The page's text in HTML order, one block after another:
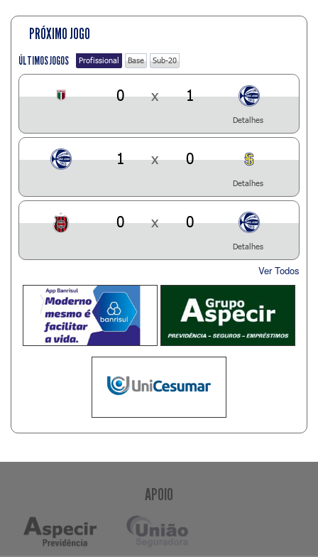
PRÓXIMO JOGO
ÚLTIMOS JOGOS Profissional Base Sub-20
0 x 1
Detalhes
1 x 0
Detalhes
0 x 0
Detalhes
Ver Todos
APOIO